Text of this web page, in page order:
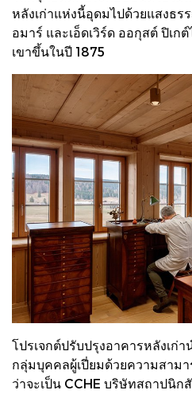
หลังเก่าแห่งนี้อุดมไปด้วยแสงธร
อมาร์ และเอ็ดเวิร์ด ออกุสต์ ปิเก
เขาขึ้นในปี 1875
โปรเจกต์ปรับปรุงอาคารหลังเก่
กลุ่มบุคคลผู้เปี่ยมด้วยความสามา
ว่าจะเป็น CCHE บริษัทสถาปนิ